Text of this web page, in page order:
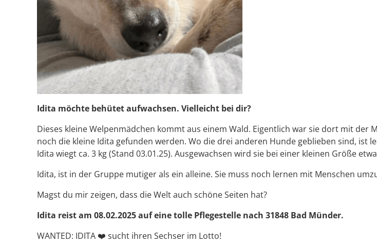
Idita möchte behütet aufwachsen. Vielleicht bei dir?
Dieses kleine Welpenmädchen kommt aus einem Wald. Eigentlich war sie dort mit
noch die kleine Idita gefunden werden. Wo die drei anderen Hunde geblieben sind, ist
Idita wiegt ca. 3 kg (Stand 03.01.25). Ausgewachsen wird sie bei einer kleinen Größe
Idita, ist in der Gruppe mutiger als ein alleine. Sie muss noch lernen mit Menschen
Magst du mir zeigen, dass die Welt auch schöne Seiten hat?
Idita reist am 08.02.2025 auf eine tolle Pflegestelle nach 31848 Bad Münder.
WANTED: IDITA ❤️ sucht ihren Sechser im Lotto!